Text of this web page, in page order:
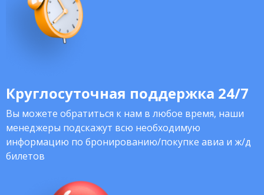
Круглосуточная поддержка 24/7
Вы можете обратиться к нам в любое время, наши
менеджеры подскажут всю необходимую
информацию по бронированию/покупке авиа и ж/д
билетов